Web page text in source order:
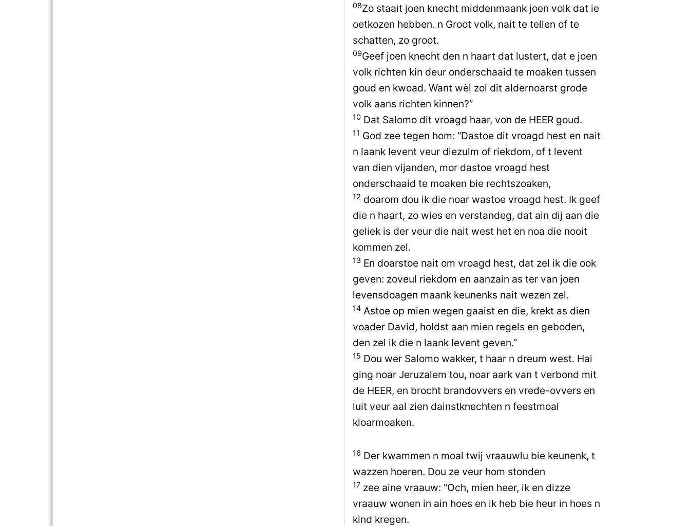
08Zo staait joen knecht middenmaank joen volk dat ie
oetkozen hebben. n Groot volk, nait te tellen of te
schatten, zo groot.
09Geef joen knecht den n haart dat lustert, dat e joen
volk richten kin deur onderschaaid te moaken tussen
goud en kwoad. Want wèl zol dit aldernoarst grode
volk aans richten kinnen?”
10 Dat Salomo dit vroagd haar, von de HEER goud.
11 God zee tegen hom: “Dastoe dit vroagd hest en nait
n laank levent veur diezulm of riekdom, of t levent
van dien vijanden, mor dastoe vroagd hest
onderschaaid te moaken bie rechtszoaken,
12 doarom dou ik die noar wastoe vroagd hest. Ik geef
die n haart, zo wies en verstandeg, dat ain dij aan die
geliek is der veur die nait west het en noa die nooit
kommen zel.
13 En doarstoe nait om vroagd hest, dat zel ik die ook
geven: zoveul riekdom en aanzain as ter van joen
levensdoagen maank keunenks nait wezen zel.
14 Astoe op mien wegen gaaist en die, krekt as dien
voader David, holdst aan mien regels en geboden,
den zel ik die n laank levent geven.”
15 Dou wer Salomo wakker, t haar n dreum west. Hai
ging noar Jeruzalem tou, noar aark van t verbond mit
de HEER, en brocht brandovvers en vrede-ovvers en
luit veur aal zien dainstknechten n feestmoal
kloarmoaken.
16 Der kwammen n moal twij vraauwlu bie keunenk, t
wazzen hoeren. Dou ze veur hom stonden
17 zee aine vraauw: “Och, mien heer, ik en dizze
vraauw wonen in ain hoes en ik heb bie heur in hoes n
kind kregen.